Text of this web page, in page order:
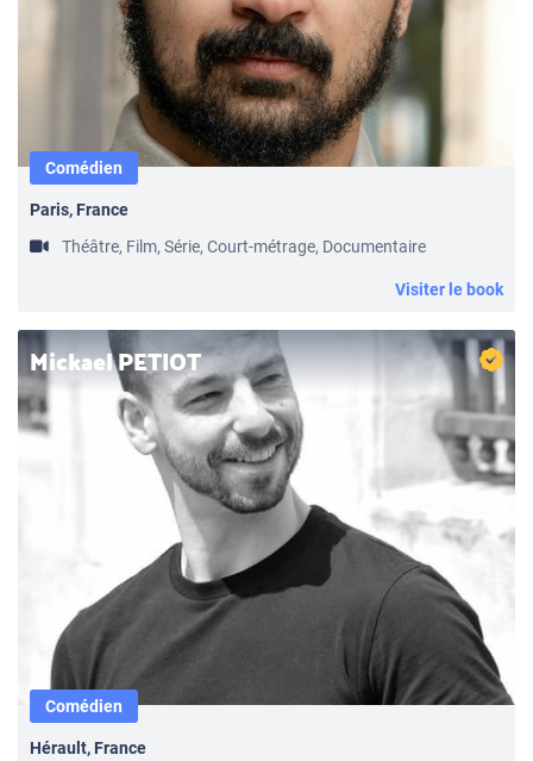
Comédien
Paris, France
Théâtre, Film, Série, Court-métrage, Documentaire
Visiter le book
Mickael PETIOT
Comédien
Hérault, France